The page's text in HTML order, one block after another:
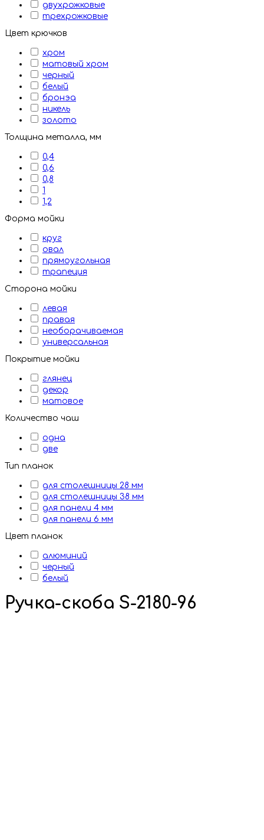
двухрожковые
трехрожковые
Цвет крючков
хром
матовый хром
черный
белый
бронэа
никель
золото
Толщина металла, мм
0,4
0,6
0,8
1
1,2
Форма мойки
круг
овал
прямоугольная
трапеция
Сторона мойки
левая
правая
необорачиваемая
универсальная
Покрытие мойки
глянец
декор
матовое
Количество чаш
одна
две
Тип планок
для столешницы 28 мм
для столешницы 38 мм
для панели 4 мм
для панели 6 мм
Цвет планок
алюминий
черный
белый
Ручка-скоба S-2180-96